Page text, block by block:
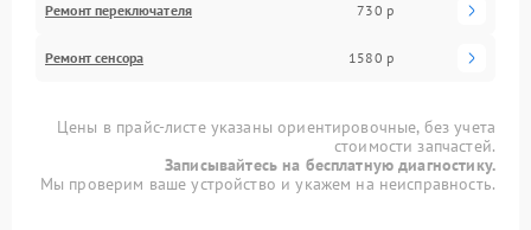
Ремонт переключателя 730 р
Ремонт сенсора 1580 р
Цены в прайс-листе указаны ориентировочные, без учета
стоимости запчастей.
Записывайтесь на бесплатную диагностику.
Мы проверим ваше устройство и укажем на неисправность.